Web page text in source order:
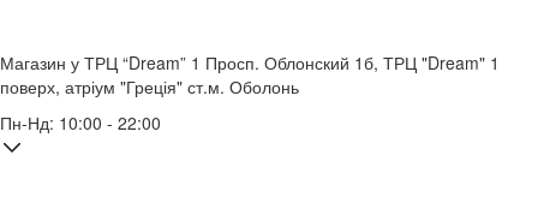
Магазин у ТРЦ “Dream” 1 Просп. Облонский 1б, ТРЦ "Dream" 1
поверх, атріум "Греція" ст.м. Оболонь
Пн-Нд: 10:00 - 22:00